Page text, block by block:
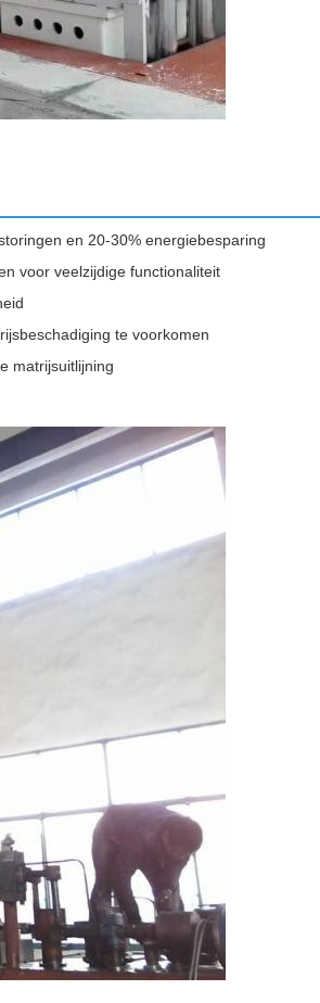
en 20-30% energiebesparing
voor veelzijdige functionaliteit
te voorkomen
matrijsuitlijning